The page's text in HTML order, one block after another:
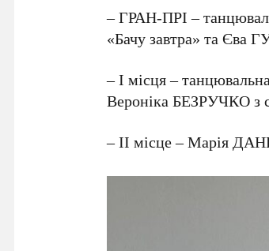
– ГРАН-ПРІ –
«Бачу завтра» та Єва
– І місця –
Вероніка БЕЗРУЧКО з
– ІІ місце – Марія